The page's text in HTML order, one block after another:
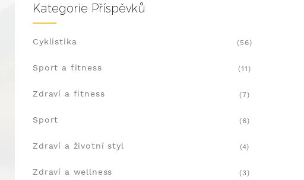
Kategorie Příspěvků
Cyklistika (56)
Sport a fitness (11)
Zdraví a fitness (7)
Sport (6)
Zdraví a životní styl (4)
Zdraví a wellness (3)